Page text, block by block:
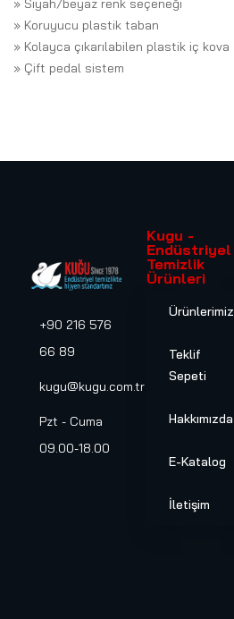
» Siyah/beyaz renk seçeneği
» Koruyucu plastik taban
» Kolayca çıkarılabilen plastik iç kova
» Çift pedal sistem
+90 216 576
66 89
kugu@kugu.com.tr
Pzt - Cuma
09.00-18.00
Kugu -
Endüstriyel
Temizlik
Ürünleri
Ürünlerimiz
Teklif
Sepeti
Hakkımızda
E-Katalog
İletişim